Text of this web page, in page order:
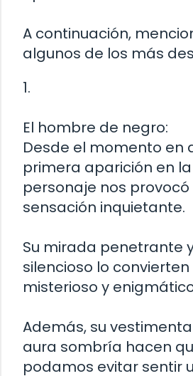
A continuación,
algunos de los más
1.
El hombre de negro:
Desde el momento en
primera aparición en
personaje nos provocó
sensación inquietante.
Su mirada penetrante
silencioso lo
misterioso y
Además, su
aura sombría hacen
podamos evitar sentir